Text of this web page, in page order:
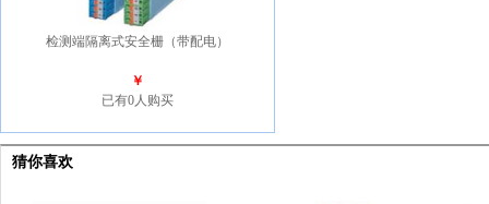
检测端隔离式安全栅（带配电）
￥
已有0人购买
猜你喜欢